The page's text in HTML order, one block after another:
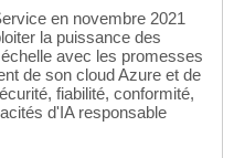
en novembre 2021
la puissance des
avec les promesses
de son cloud Azure et de
fiabilité, conformité,
d'IA responsable